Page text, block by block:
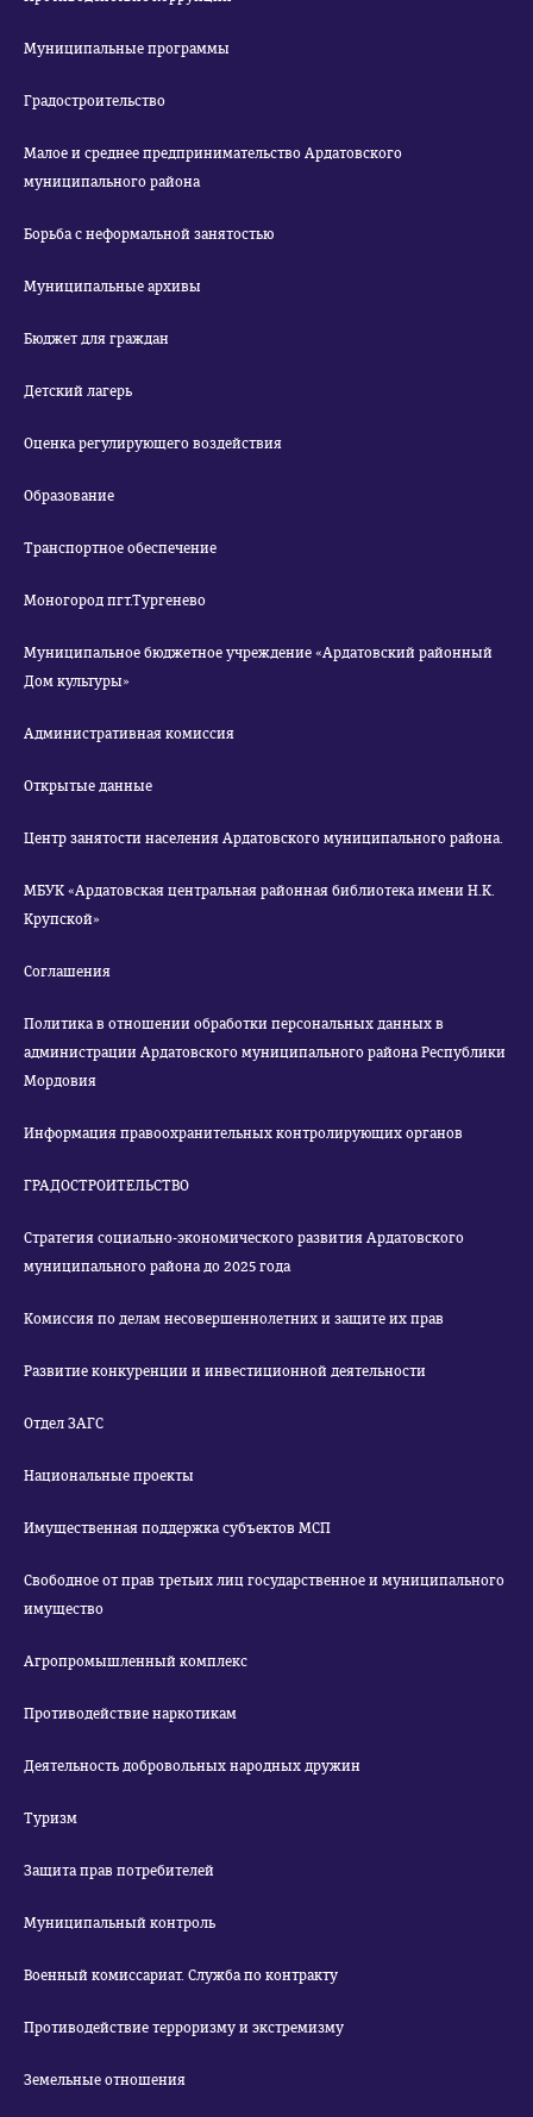
Муниципальные программы
Градостроительство
Малое и среднее предпринимательство Ардатовского
муниципального района
Борьба с неформальной занятостью
Муниципальные архивы
Бюджет для граждан
Детский лагерь
Оценка регулирующего воздействия
Образование
Транспортное обеспечение
Моногород пгт.Тургенево
Муниципальное бюджетное учреждение «Ардатовский районный
Дом культуры»
Административная комиссия
Открытые данные
Центр занятости населения Ардатовского муниципального района.
МБУК «Ардатовская центральная районная библиотека имени Н.К.
Крупской»
Соглашения
Политика в отношении обработки персональных данных в
администрации Ардатовского муниципального района Республики
Мордовия
Информация правоохранительных контролирующих органов
ГРАДОСТРОИТЕЛЬСТВО
Стратегия социально-экономического развития Ардатовского
муниципального района до 2025 года
Комиссия по делам несовершеннолетних и защите их прав
Развитие конкуренции и инвестиционной деятельности
Отдел ЗАГС
Национальные проекты
Имущественная поддержка субъектов МСП
Свободное от прав третьих лиц государственное и муниципального
имущество
Агропромышленный комплекс
Противодействие наркотикам
Деятельность добровольных народных дружин
Туризм
Защита прав потребителей
Муниципальный контроль
Военный комиссариат. Служба по контракту
Противодействие терроризму и экстремизму
Земельные отношения